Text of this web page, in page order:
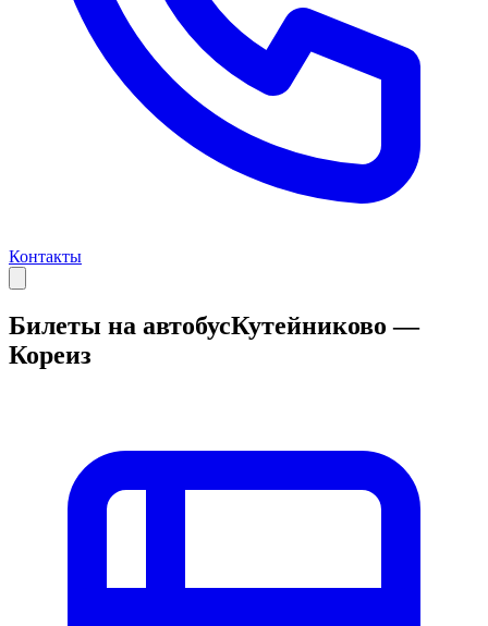
Контакты
Билеты на автобусКутейниково —
Кореиз